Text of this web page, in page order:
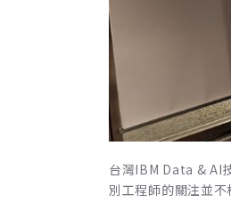
台灣IBM Data & AI
別工程師的關注並